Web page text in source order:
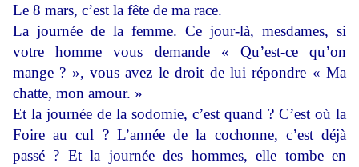
Le 8 mars, c’est la fête de ma race.
La journée de la femme. Ce jour-là, mesdames, si
votre homme vous demande « Qu’est-ce qu’on
mange ? », vous avez le droit de lui répondre « Ma
chatte, mon amour. »
Et la journée de la sodomie, c’est quand ? C’est où la
Foire au cul ? L’année de la cochonne, c’est déjà
passé ? Et la journée des hommes, elle tombe en